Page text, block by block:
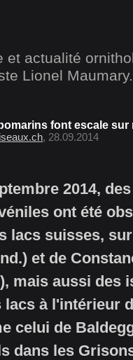
et actualité
Lionel Maumary.
font escale sur
, 28.09.2014
2014,
ont été
lacs suisses,
et de
mais aussi des
lacs à l'intérieur
celui de
dans les